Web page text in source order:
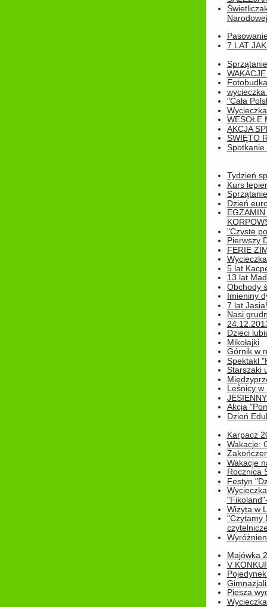
Narodowej
7 LAT
Fotobudka
"Cała
WESOŁE
AKCJA
ŚWIĘTO
Spotkanie
Tydzień
Kurs
Dzień
"Czyste
Pierwszy
FERIE
5 lat
13 lat
Obchody
Imieniny
7 lat Jasia!
Nasi
Dzieci
Mikołajki
Górnik w
Spektakl
Starszaki
Leśnicy w
Akcja
Dzień
Karpacz
Wakacje:
Wakacje
Rocznica
Festyn
Wizyta w
"Czytamy
Majówka
V
Piesza